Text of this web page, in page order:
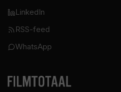
LinkedIn
RSS-feed
WhatsApp